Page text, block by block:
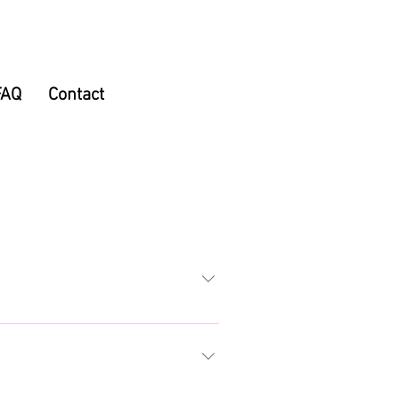
Contact
en wordt uitgebaat door